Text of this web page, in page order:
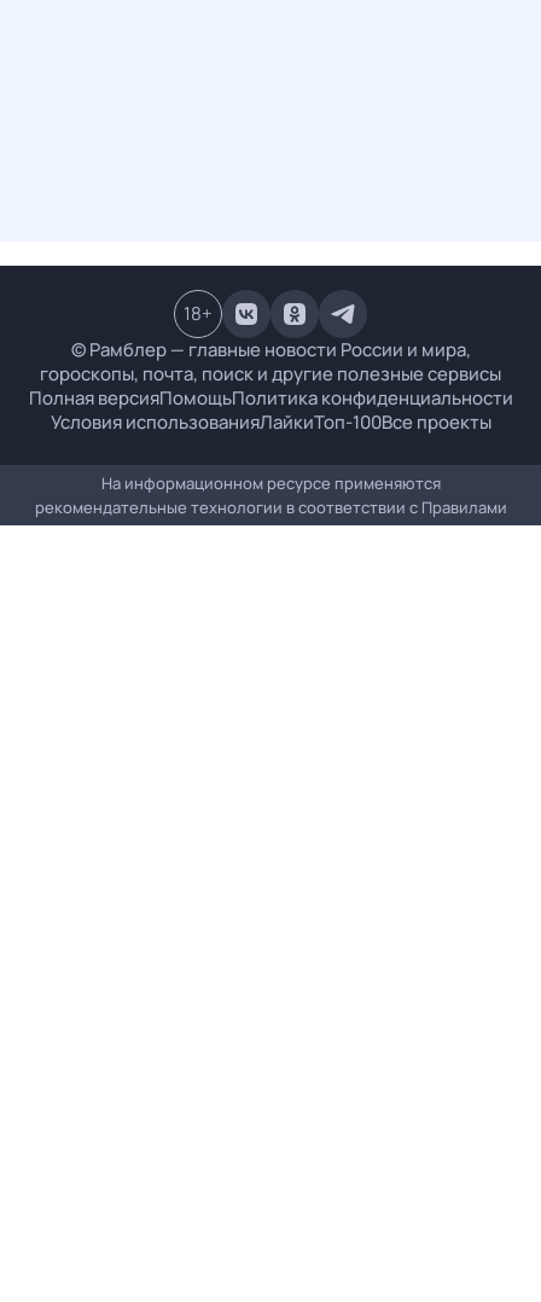
© Рамблер — главные новости России и мира,
гороскопы, почта, поиск и другие полезные сервисы
Полная версияПомощьПолитика конфиденциальности
Условия использованияЛайкиТоп-100Все проекты
18+
На информационном ресурсе применяются
рекомендательные технологии в соответствии с Правилами